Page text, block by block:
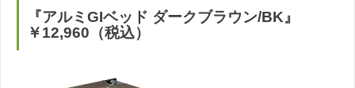
『アルミGIベッド ダークブラウン/BK』
￥12,960（税込）